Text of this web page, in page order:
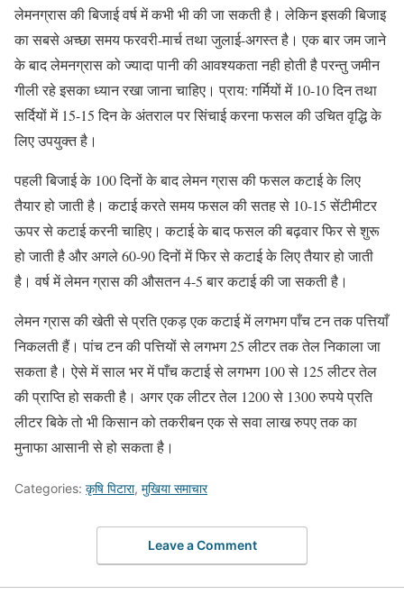
लेमनग्रास की बिजाई वर्ष में कभी भी की जा सकती है। लेकिन इसकी बिजाइ
का सबसे अच्छा समय फरवरी-मार्च तथा जुलाई-अगस्त है। एक बार जम जाने
के बाद लेमनग्रास को ज्यादा पानी की आवश्यकता नही होती है परन्तु जमीन
गीली रहे इसका ध्यान रखा जाना चाहिए। प्राय: गर्मियों में 10-10 दिन तथा
सर्दियों में 15-15 दिन के अंतराल पर सिंचाई करना फसल की उचित वृद्धि के
लिए उपयुक्त है।
पहली बिजाई के 100 दिनों के बाद लेमन ग्रास की फसल कटाई के लिए
तैयार हो जाती है। कटाई करते समय फसल की सतह से 10-15 सेंटीमीटर
ऊपर से कटाई करनी चाहिए। कटाई के बाद फसल की बढ़वार फिर से शुरू
हो जाती है और अगले 60-90 दिनों में फिर से कटाई के लिए तैयार हो जाती
है। वर्ष में लेमन ग्रास की औसतन 4-5 बार कटाई की जा सकती है।
लेमन ग्रास की खेती से प्रति एकड़ एक कटाई में लगभग पाँच टन तक पत्तियाँ
निकलती हैं। पांच टन की पत्तियों से लगभग 25 लीटर तक तेल निकाला जा
सकता है। ऐसे में साल भर में पाँच कटाई से लगभग 100 से 125 लीटर तेल
की प्राप्ति हो सकती है। अगर एक लीटर तेल 1200 से 1300 रुपये प्रति
लीटर बिके तो भी किसान को तकरीबन एक से सवा लाख रुपए तक का
मुनाफा आसानी से हो सकता है।
Categories: कृषि पिटारा, मुखिया समाचार
Leave a Comment